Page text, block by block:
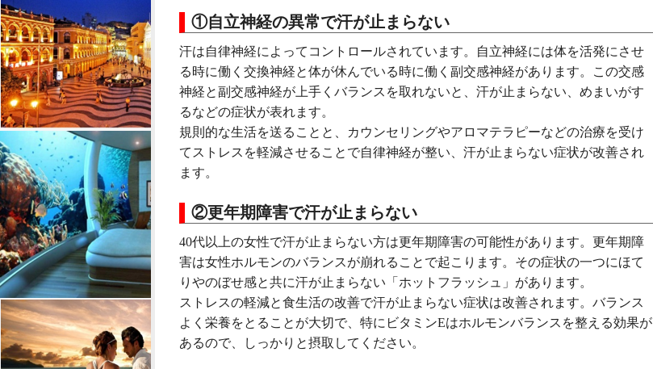
①自立神経の異常で汗が止まらない
汗は自律神経によってコントロールされています。自立神経には体を活発にさせ
る時に働く交換神経と体が休んでいる時に働く副交感神経があります。この交感
神経と副交感神経が上手くバランスを取れないと、汗が止まらない、めまいがす
るなどの症状が表れます。
規則的な生活を送ることと、カウンセリングやアロマテラピーなどの治療を受け
てストレスを軽減させることで自律神経が整い、汗が止まらない症状が改善され
ます。
②更年期障害で汗が止まらない
40代以上の女性で汗が止まらない方は更年期障害の可能性があります。更年期障
害は女性ホルモンのバランスが崩れることで起こります。その症状の一つにほて
りやのぼせ感と共に汗が止まらない「ホットフラッシュ」があります。
ストレスの軽減と食生活の改善で汗が止まらない症状は改善されます。バランス
よく栄養をとることが大切で、特にビタミンEはホルモンバランスを整える効果が
あるので、しっかりと摂取してください。